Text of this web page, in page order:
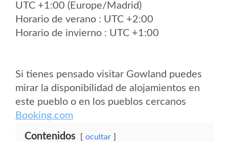
UTC +1:00 (Europe/Madrid)
Horario de verano : UTC +2:00
Horario de invierno : UTC +1:00
Si tienes pensado visitar Gowland puedes
mirar la disponibilidad de alojamientos en
este pueblo o en los pueblos cercanos
Booking.com
Contenidos ocultar